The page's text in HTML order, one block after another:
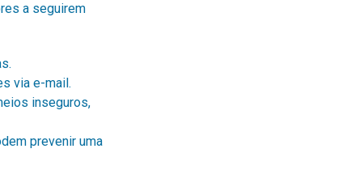
a seguirem
via e-mail.
inseguros,
prevenir uma